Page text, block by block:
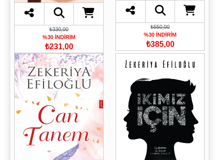
₺330,00
%30 İNDİRİM
₺231,00
₺550,00
%30 İNDİRİM
₺385,00